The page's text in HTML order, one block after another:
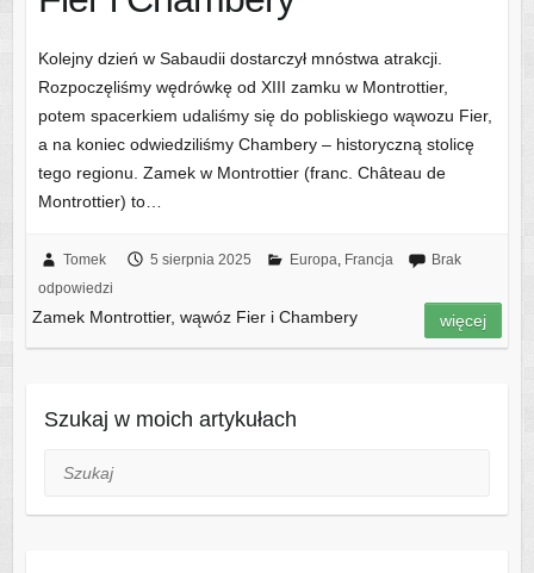
Kolejny dzień w Sabaudii dostarczył mnóstwa atrakcji.
Rozpoczęliśmy wędrówkę od XIII zamku w Montrottier,
potem spacerkiem udaliśmy się do pobliskiego wąwozu Fier,
a na koniec odwiedziliśmy Chambery – historyczną stolicę
tego regionu. Zamek w Montrottier (franc. Château de
Montrottier) to…
Tomek 5 sierpnia 2025 Europa, Francja
Brak
odpowiedzi
Zamek Montrottier, wąwóz Fier i Chambery więcej
Szukaj w moich artykułach
Szukaj